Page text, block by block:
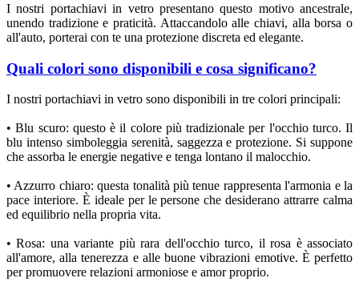
I nostri portachiavi in vetro presentano questo motivo ancestrale,
unendo tradizione e praticità. Attaccandolo alle chiavi, alla borsa o
all'auto, porterai con te una protezione discreta ed elegante.
Quali colori sono disponibili e cosa significano?
I nostri portachiavi in vetro sono disponibili in tre colori principali:
• Blu scuro: questo è il colore più tradizionale per l'occhio turco. Il
blu intenso simboleggia serenità, saggezza e protezione. Si suppone
che assorba le energie negative e tenga lontano il malocchio.
• Azzurro chiaro: questa tonalità più tenue rappresenta l'armonia e la
pace interiore. È ideale per le persone che desiderano attrarre calma
ed equilibrio nella propria vita.
• Rosa: una variante più rara dell'occhio turco, il rosa è associato
all'amore, alla tenerezza e alle buone vibrazioni emotive. È perfetto
per promuovere relazioni armoniose e amor proprio.